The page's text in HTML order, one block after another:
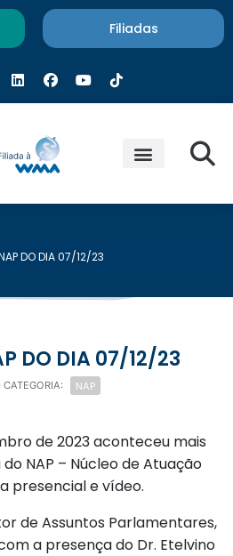
Filiadas
DO DIA 07/12/23
DO DIA 07/12/23
CATEGORIA: NAP
de 2023 aconteceu mais
NAP – Núcleo de Atuação
presencial e vídeo.
de Assuntos Parlamentares,
a presença do Dr. Etelvino